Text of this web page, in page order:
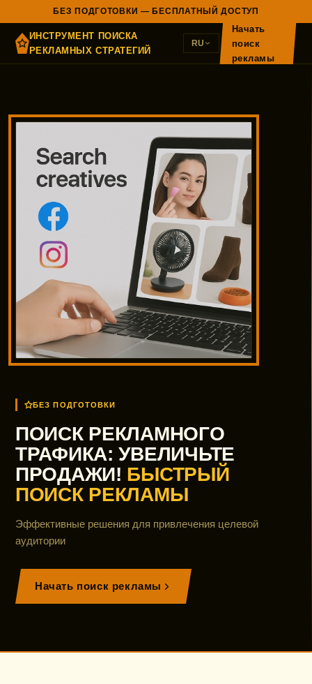
БЕЗ ПОДГОТОВКИ — БЕСПЛАТНЫЙ ДОСТУП
ИНСТРУМЕНТ ПОИСКА
РЕКЛАМНЫХ СТРАТЕГИЙ
RU
Начать
поиск
рекламы
БЕЗ ПОДГОТОВКИ
ПОИСК РЕКЛАМНОГО
ТРАФИКА: УВЕЛИЧЬТЕ
ПРОДАЖИ! БЫСТРЫЙ
ПОИСК РЕКЛАМЫ
Эффективные решения для привлечения целевой
аудитории
Начать поиск рекламы